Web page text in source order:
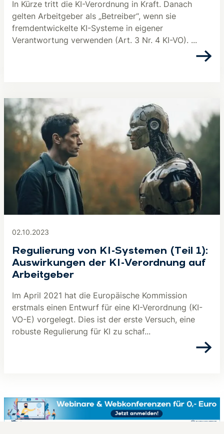
In Kürze tritt die KI-Verordnung in Kraft. Danach
gelten Arbeitgeber als „Betreiber“, wenn sie
fremdentwickelte KI-Systeme in eigener
Verantwortung verwenden (Art. 3 Nr. 4 KI-VO). ...
02.10.2023
Regulierung von KI-Systemen (Teil 1):
Auswirkungen der KI-Verordnung auf
Arbeitgeber
Im April 2021 hat die Europäische Kommission
erstmals einen Entwurf für eine KI-Verordnung (KI-
VO-E) vorgelegt. Dies ist der erste Versuch, eine
robuste Regulierung für KI zu schaf...